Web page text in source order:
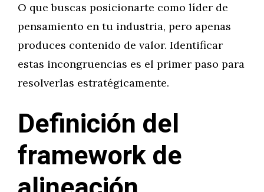
O que buscas posicionarte como líder de
pensamiento en tu industria, pero apenas
produces contenido de valor. Identificar
estas incongruencias es el primer paso para
resolverlas estratégicamente.
Definición del
framework de